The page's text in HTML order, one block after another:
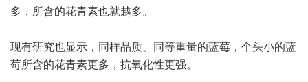
多，所含的花青素也就越多。
现有研究也显示，同样品质、同等重量的蓝莓，个头小的蓝
莓所含的花青素更多，抗氧化性更强。